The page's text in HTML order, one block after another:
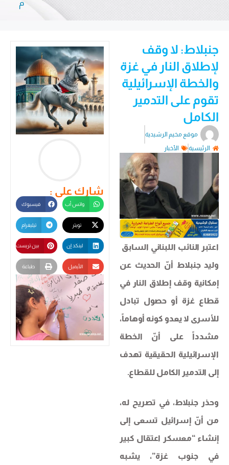
جنبلاط: لا وقف
لإطلاق النار في غزة
والخطة الإسرائيلية
تقوم على التدمير
الكامل
موقع مخيم الرشيدية
الرئيسية
الأخبار
اعتبر النائب اللبناني السابق ​
وليد جنبلاط​ أنّ الحديث عن
إمكانية وقف إطلاق النار في
قطاع ​غزة​ أو حصول تبادل
للأسرى لا يعدو كونه أوهاماً،
مشدداً على أنّ الخطة
الإسرائيلية الحقيقية تهدف
إلى التدمير الكامل للقطاع.
وحذر جنبلاط، في تصريح له،
من أنّ إسرائيل تسعى إلى
إنشاء “معسكر اعتقال كبير
في جنوب غزة”، يشبه
شارك على :
واتس أب فيسبوك
تيليغرام
لينكد إن بين تريست
الأيميل طباعة